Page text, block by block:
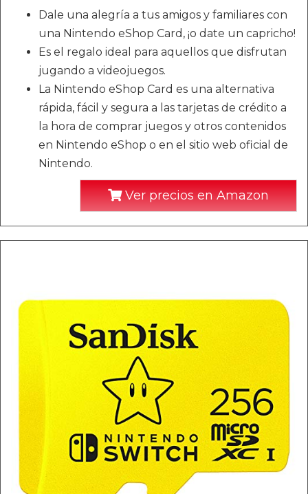
Dale una alegría a tus amigos y familiares con
una Nintendo eShop Card, ¡o date un capricho!
Es el regalo ideal para aquellos que disfrutan
jugando a videojuegos.
La Nintendo eShop Card es una alternativa
rápida, fácil y segura a las tarjetas de crédito a
la hora de comprar juegos y otros contenidos
en Nintendo eShop o en el sitio web oficial de
Nintendo.
Ver precios en Amazon